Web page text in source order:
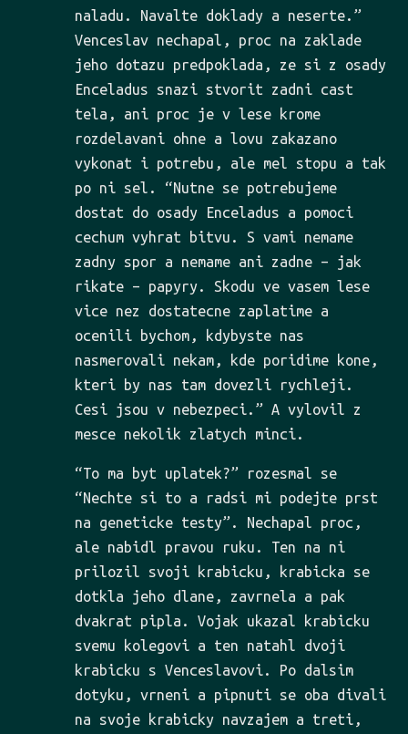
naladu. Navalte doklady a neserte.”
Venceslav nechapal, proc na zaklade
jeho dotazu predpoklada, ze si z osady
Enceladus snazi stvorit zadni cast
tela, ani proc je v lese krome
rozdelavani ohne a lovu zakazano
vykonat i potrebu, ale mel stopu a tak
po ni sel. “Nutne se potrebujeme
dostat do osady Enceladus a pomoci
cechum vyhrat bitvu. S vami nemame
zadny spor a nemame ani zadne – jak
rikate – papyry. Skodu ve vasem lese
vice nez dostatecne zaplatime a
ocenili bychom, kdybyste nas
nasmerovali nekam, kde poridime kone,
kteri by nas tam dovezli rychleji.
Cesi jsou v nebezpeci.” A vylovil z
mesce nekolik zlatych minci.
“To ma byt uplatek?” rozesmal se
“Nechte si to a radsi mi podejte prst
na geneticke testy”. Nechapal proc,
ale nabidl pravou ruku. Ten na ni
prilozil svoji krabicku, krabicka se
dotkla jeho dlane, zavrnela a pak
dvakrat pipla. Vojak ukazal krabicku
svemu kolegovi a ten natahl dvoji
krabicku s Venceslavovi. Po dalsim
dotyku, vrneni a pipnuti se oba divali
na svoje krabicky navzajem a treti,